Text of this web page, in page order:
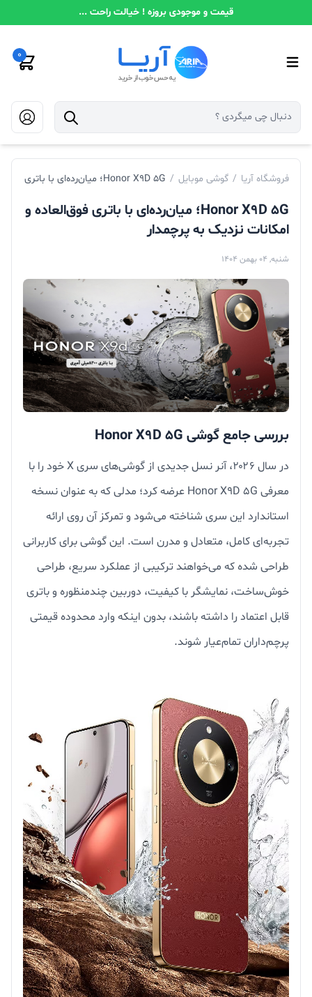
قیمت و موجودی بروزه ! خیالت راحت ...
0
فروشگاه آریا / گوشی موبایل / Honor X9D 5G؛ میان‌رده‌ای با باتری فوق‌العاده و امکانات نزدیک به پرچمدار
Honor X9D 5G؛ میان‌رده‌ای با باتری فوق‌العاده و
امکانات نزدیک به پرچمدار
شنبه, 04 بهمن 1404
بررسی جامع گوشی Honor X9D 5G
در سال ۲۰۲۶، آنر نسل جدیدی از گوشی‌های سری X خود را با
معرفی Honor X9D 5G عرضه کرد؛ مدلی که به عنوان نسخه
استاندارد این سری شناخته می‌شود و تمرکز آن روی ارائه
تجربه‌ای کامل، متعادل و مدرن است. این گوشی برای کاربرانی
طراحی شده که می‌خواهند ترکیبی از عملکرد سریع، طراحی
خوش‌ساخت، نمایشگر با کیفیت، دوربین چندمنظوره و باتری
قابل اعتماد را داشته باشند، بدون اینکه وارد محدوده قیمتی
پرچم‌داران تمام‌عیار شوند.